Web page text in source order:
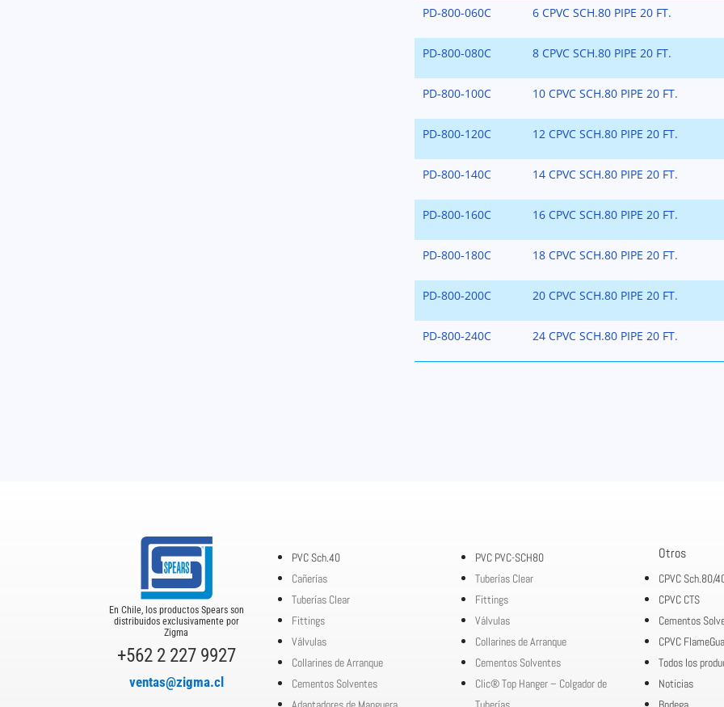
PD-800-060C 6 CPVC SCH.80 PIPE 20 FT.
PD-800-080C 8 CPVC SCH.80 PIPE 20 FT.
PD-800-100C 10 CPVC SCH.80 PIPE 20 FT.
PD-800-120C 12 CPVC SCH.80 PIPE 20 FT.
PD-800-140C 14 CPVC SCH.80 PIPE 20 FT.
PD-800-160C 16 CPVC SCH.80 PIPE 20 FT.
PD-800-180C 18 CPVC SCH.80 PIPE 20 FT.
PD-800-200C 20 CPVC SCH.80 PIPE 20 FT.
PD-800-240C 24 CPVC SCH.80 PIPE 20 FT.
En Chile, los productos Spears son
distribuidos exclusivamente por
Zigma
+562 2 227 9927
ventas@zigma.cl
PVC Sch.40
Cañerías
Tuberías Clear
Fittings
Válvulas
Collarines de Arranque
Cementos Solventes
PVC PVC-SCH80
Tuberías Clear
Fittings
Válvulas
Collarines de Arranque
Cementos Solventes
Clic® Top Hanger – Colgador de
Otros
CPVC Sch.80/
CPVC CTS
Cementos
CPVC
Todos los
Noticias